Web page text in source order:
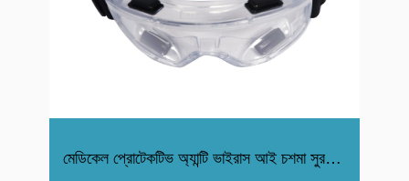
মেডিকেল প্রোটেকটিভ অ্যান্টি ভাইরাস আই চশমা সুরক্ষা গগলস